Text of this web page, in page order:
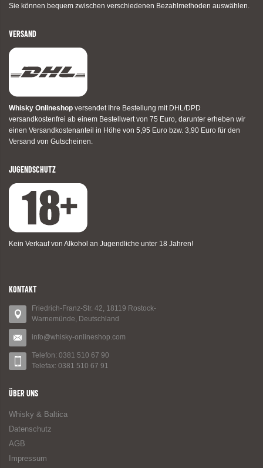
Sie können bequem zwischen verschiedenen Bezahlmethoden auswählen.
VERSAND
Whisky Onlineshop versendet Ihre Bestellung mit DHL/DPD
versandkostenfrei ab einem Bestellwert von 75 Euro, darunter erheben wir
einen Versandkostenanteil in Höhe von 5,95 Euro bzw. 3,90 Euro für den
Versand von Gutscheinen.
JUGENDSCHUTZ
Kein Verkauf von Alkohol an Jugendliche unter 18 Jahren!
KONTAKT
Friedrich-Franz-Str. 42, 18119 Rostock-
Warnemünde, Deutschland
info@whisky-onlineshop.com
Telefon: 0381 510 67 90
Telefax: 0381 510 67 91
ÜBER UNS
Whisky & Baltica
Datenschutz
AGB
Impressum